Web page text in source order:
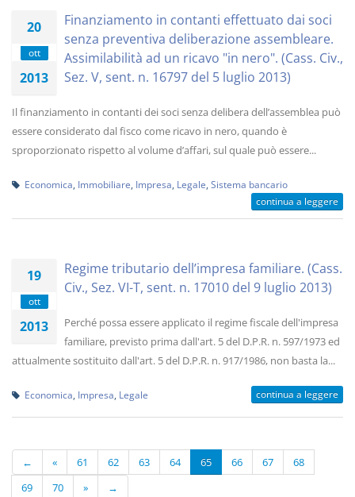
20
ott
2013
Finanziamento in contanti effettuato dai soci
senza preventiva deliberazione assembleare.
Assimilabilità ad un ricavo "in nero". (Cass. Civ.,
Sez. V, sent. n. 16797 del 5 luglio 2013)
Il finanziamento in contanti dei soci senza delibera dell’assemblea può
essere considerato dal fisco come ricavo in nero, quando è
sproporzionato rispetto al volume d’affari, sul quale può essere...
Economica Immobiliare Impresa Legale Sistema bancario
continua a leggere
19
ott
2013
Regime tributario dell’impresa familiare. (Cass.
Civ., Sez. VI-T, sent. n. 17010 del 9 luglio 2013)
Perché possa essere applicato il regime fiscale dell'impresa
familiare, previsto prima dall'art. 5 del D.P.R. n. 597/1973 ed
attualmente sostituito dall'art. 5 del D.P.R. n. 917/1986, non basta la...
Economica Impresa Legale continua a leggere
← « 61 62 63 64 65 66 67
68
69
70 » →